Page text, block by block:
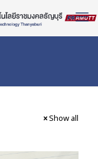
Show all